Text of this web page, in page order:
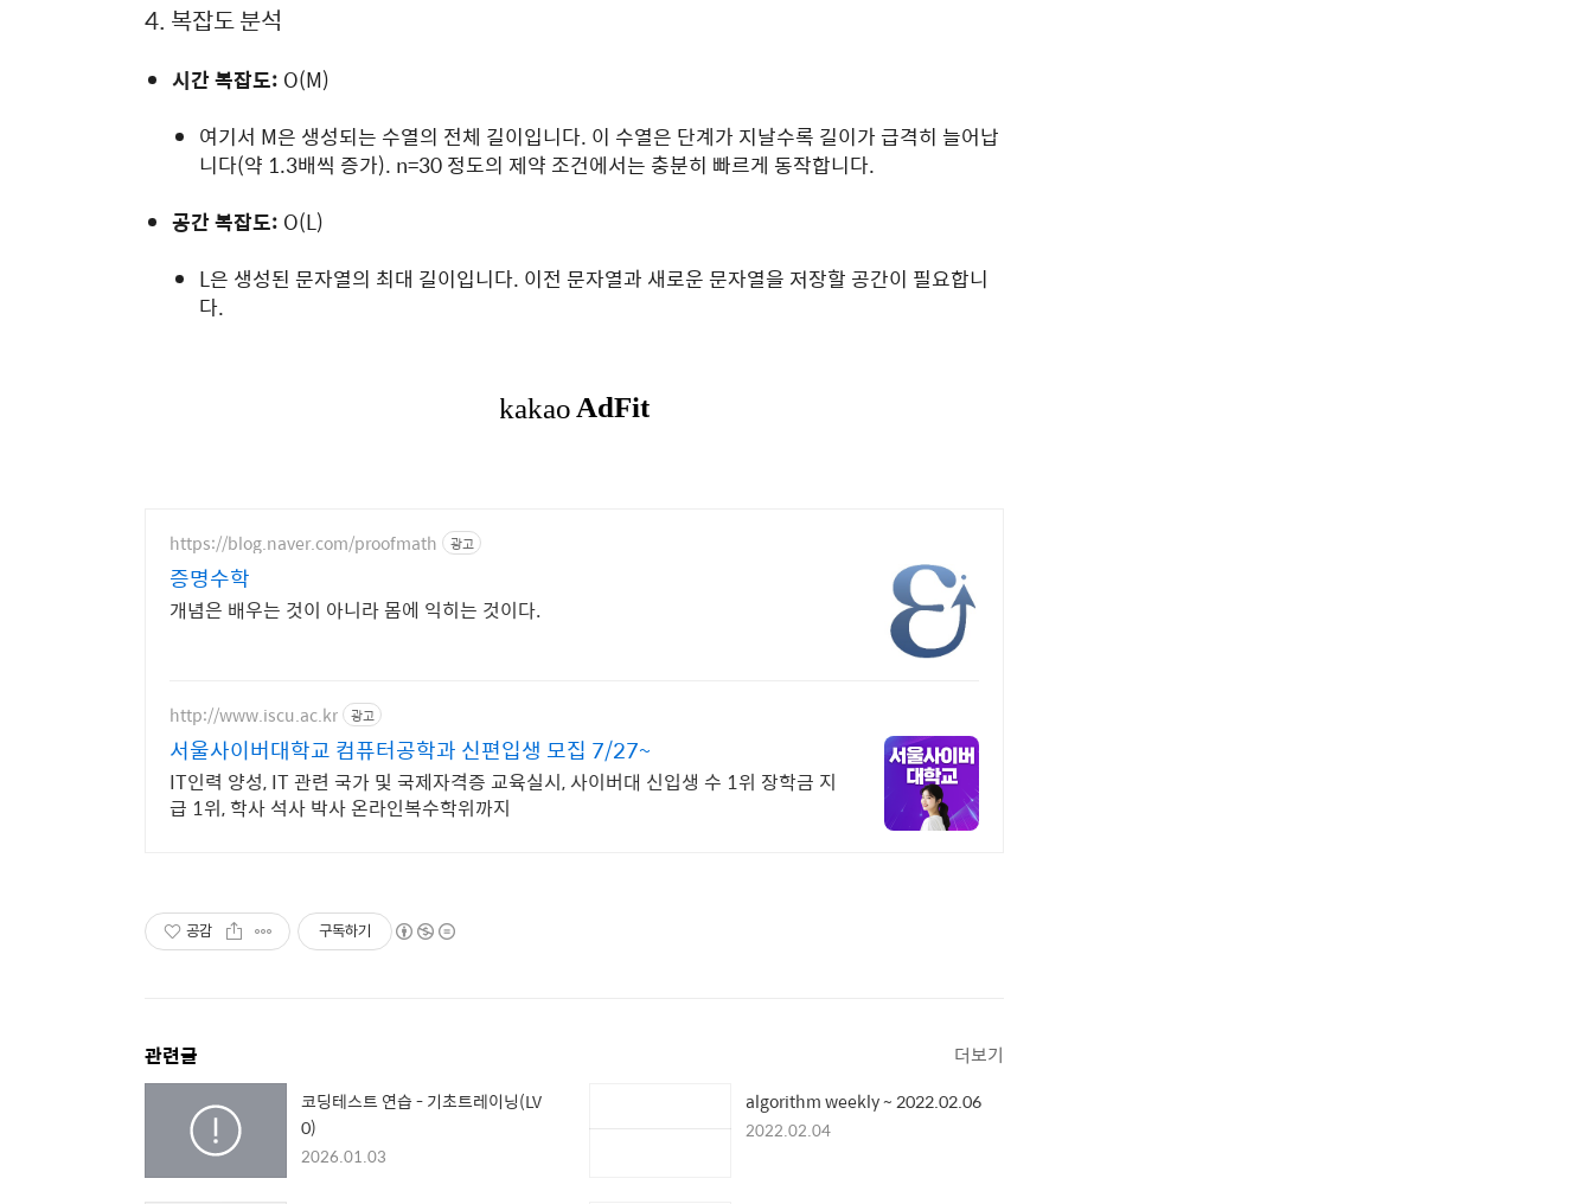
4. 복잡도 분석
시간 복잡도: O(M)
여기서 M은 생성되는 수열의 전체 길이입니다. 이 수열은 단계가 지날수록 길이가 급격히 늘어납
니다(약 1.3배씩 증가). n=30정도의 제약 조건에서는 충분히 빠르게 동작합니다.
공간 복잡도: O(L)
L은 생성된 문자열의 최대 길이입니다. 이전 문자열과 새로운 문자열을 저장할 공간이 필요합니
다.
https://blog.naver.com/proofmath 광고
증명수학
개념은 배우는 것이 아니라 몸에 익히는 것이다.
http://www.iscu.ac.kr 광고
서울사이버대학교 컴퓨터공학과 신편입생 모집 7/27~
IT인력 양성, IT 관련 국가 및 국제자격증 교육실시, 사이버대 신입생 수 1위 장학금 지
급 1위, 학사 석사 박사 온라인복수학위까지
공감 구독하기
관련글 더보기
코딩테스트 연습 - 기초트레이닝(LV
0)
2026.01.03
algorithm weekly ~ 2022.02.06
2022.02.04